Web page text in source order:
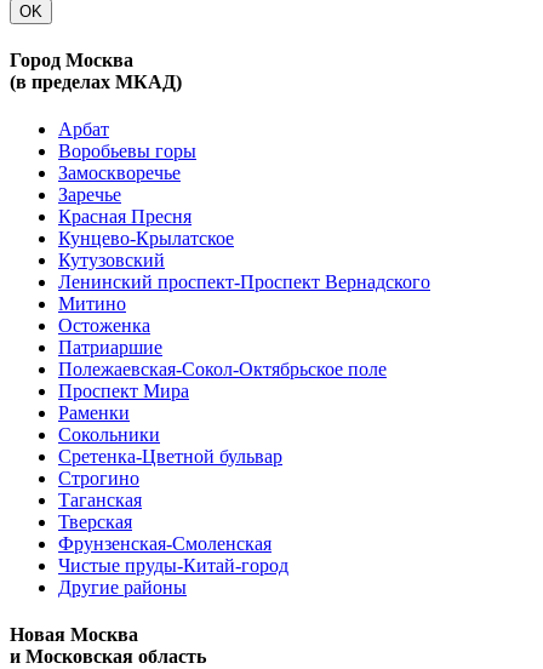
OK
Город Москва
(в пределах МКАД)
Арбат
Воробьевы горы
Замоскворечье
Заречье
Красная Пресня
Кунцево-Крылатское
Кутузовский
Ленинский проспект-Проспект Вернадского
Митино
Остоженка
Патриаршие
Полежаевская-Сокол-Октябрьское поле
Проспект Мира
Раменки
Сокольники
Сретенка-Цветной бульвар
Строгино
Таганская
Тверская
Фрунзенская-Смоленская
Чистые пруды-Китай-город
Другие районы
Новая Москва
и Московская область